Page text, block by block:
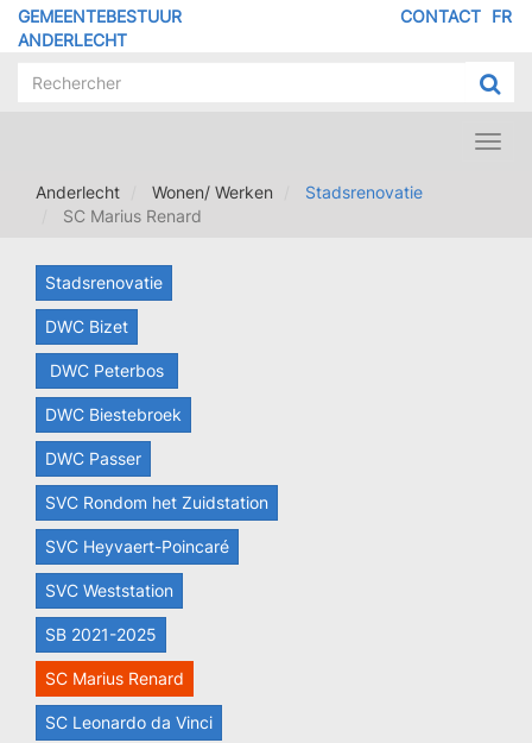
Overslaan
GEMEENTEBESTUUR
ANDERLECHT
FR
CONTACT
Anderlecht
Wonen/ Werken
Stadsrenovatie
SC Marius Renard
Stadsrenovatie
DWC Bizet
DWC Peterbos
DWC Biestebroek
DWC Passer
SVC Rondom het Zuidstation
SVC Heyvaert-Poincaré
SVC Weststation
SB 2021-2025
SC Marius Renard
SC Leonardo da Vinci